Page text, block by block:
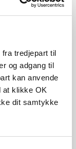
tredjepart til
og adgang til
kan anvende
at klikke OK
dit samtykke
ved
Bro
parkere.
men er
øst og